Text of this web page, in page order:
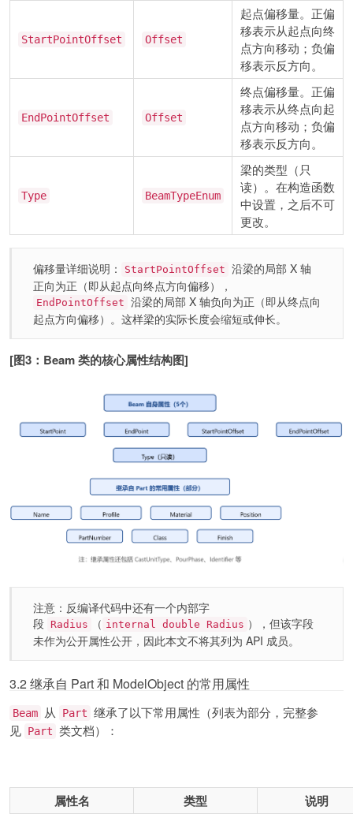
StartPointOffset Offset
起点偏移量。正偏
移表示从起点向终
点方向移动；负偏
移表示反方向。
EndPointOffset Offset
终点偏移量。正偏
移表示从终点向起
点方向移动；负偏
移表示反方向。
Type BeamTypeEnum
梁的类型（只
读）。在构造函数
中设置，之后不可
更改。
偏移量详细说明： StartPointOffset 沿梁的局部 X 轴
正向为正（即从起点向终点方向偏移），
EndPointOffset 沿梁的局部 X 轴负向为正（即从终点向
起点方向偏移）。这样梁的实际长度会缩短或伸长。
[图3：Beam 类的核心属性结构图]
注意：反编译代码中还有一个内部字
段 Radius （ internal double Radius ），但该字段
未作为公开属性公开，因此本文不将其列为 API 成员。
3.2 继承自 Part 和 ModelObject 的常用属性
Beam 从 Part 继承了以下常用属性（列表为部分，完整参
见 Part 类文档）：
属性名 类型 说明